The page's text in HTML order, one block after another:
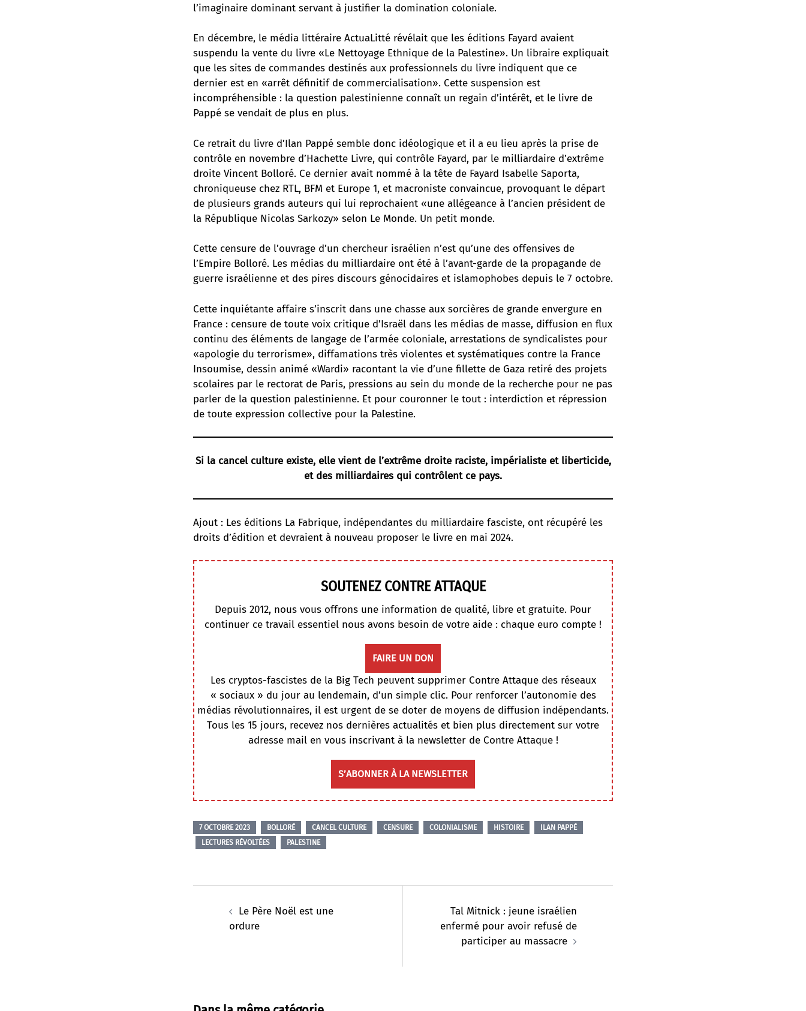
l’imaginaire dominant servant à justifier la domination coloniale.
En décembre, le média littéraire ActuaLitté révélait que les éditions Fayard avaient
suspendu la vente du livre «Le Nettoyage Ethnique de la Palestine». Un libraire expliquait
que les sites de commandes destinés aux professionnels du livre indiquent que ce
dernier est en «arrêt définitif de commercialisation». Cette suspension est
incompréhensible : la question palestinienne connaît un regain d’intérêt, et le livre de
Pappé se vendait de plus en plus.
Ce retrait du livre d’Ilan Pappé semble donc idéologique et il a eu lieu après la prise de
contrôle en novembre d’Hachette Livre, qui contrôle Fayard, par le milliardaire d’extrême
droite Vincent Bolloré. Ce dernier avait nommé à la tête de Fayard Isabelle Saporta,
chroniqueuse chez RTL, BFM et Europe 1, et macroniste convaincue, provoquant le départ
de plusieurs grands auteurs qui lui reprochaient «une allégeance à l’ancien président de
la République Nicolas Sarkozy» selon Le Monde. Un petit monde.
Cette censure de l’ouvrage d’un chercheur israélien n’est qu’une des offensives de
l’Empire Bolloré. Les médias du milliardaire ont été à l’avant-garde de la propagande de
guerre israélienne et des pires discours génocidaires et islamophobes depuis le 7 octobre.
Cette inquiétante affaire s’inscrit dans une chasse aux sorcières de grande envergure en
France : censure de toute voix critique d’Israël dans les médias de masse, diffusion en flux
continu des éléments de langage de l’armée coloniale, arrestations de syndicalistes pour
«apologie du terrorisme», diffamations très violentes et systématiques contre la France
Insoumise, dessin animé «Wardi» racontant la vie d’une fillette de Gaza retiré des projets
scolaires par le rectorat de Paris, pressions au sein du monde de la recherche pour ne pas
parler de la question palestinienne. Et pour couronner le tout : interdiction et répression
de toute expression collective pour la Palestine.
Si la cancel culture existe, elle vient de l’extrême droite raciste, impérialiste et liberticide,
et des milliardaires qui contrôlent ce pays.
Ajout : Les éditions La Fabrique, indépendantes du milliardaire fasciste, ont récupéré les
droits d’édition et devraient à nouveau proposer le livre en mai 2024.
SOUTENEZ CONTRE ATTAQUE
Depuis 2012, nous vous offrons une information de qualité, libre et gratuite. Pour
continuer ce travail essentiel nous avons besoin de votre aide : chaque euro compte !
FAIRE UN DON
Les cryptos-fascistes de la Big Tech peuvent supprimer Contre Attaque des réseaux
« sociaux » du jour au lendemain, d’un simple clic. Pour renforcer l’autonomie des
médias révolutionnaires, il est urgent de se doter de moyens de diffusion indépendants.
Tous les 15 jours, recevez nos dernières actualités et bien plus directement sur votre
adresse mail en vous inscrivant à la newsletter de Contre Attaque !
S’ABONNER À LA NEWSLETTER
7 OCTOBRE 2023 BOLLORÉ CANCEL CULTURE CENSURE COLONIALISME HISTOIRE
ILAN PAPPÉ
LECTURES RÉVOLTÉES
PALESTINE
d’articleLe Père Noël est une
ordure
Tal Mitnick : jeune israélien
enfermé pour avoir refusé de
participer au massacre